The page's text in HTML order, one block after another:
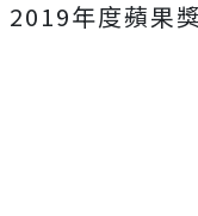
2019年度蘋果